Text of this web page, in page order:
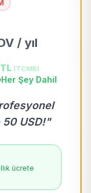
/ yıl
(TCMB)
Her Şey Dahil
50 USD!"
ücrete